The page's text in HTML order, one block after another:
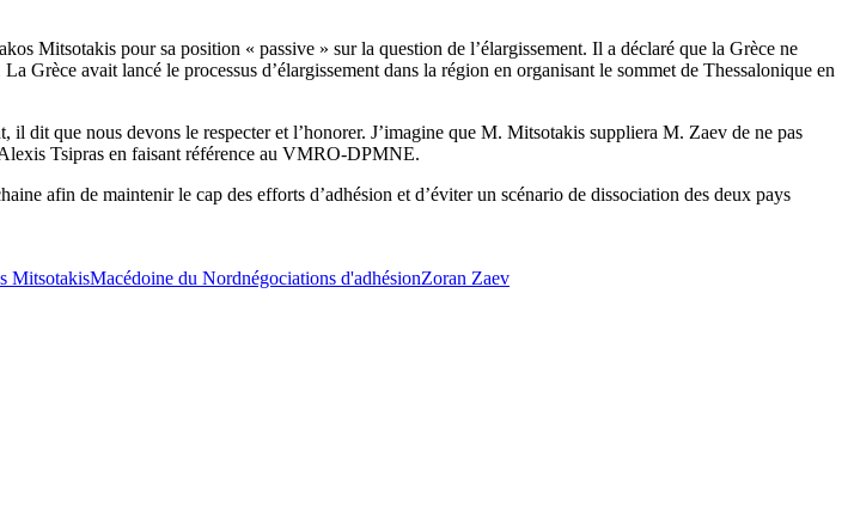
Mitsotakis pour sa position « passive » sur la question de l’élargissement. Il a déclaré que la Grèce ne
Grèce avait lancé le processus d’élargissement dans la région en organisant le sommet de Thessalonique en
que nous devons le respecter et l’honorer. J’imagine que M. Mitsotakis suppliera M. Zaev de ne pas
Tsipras en faisant référence au VMRO-DPMNE.
afin de maintenir le cap des efforts d’adhésion et d’éviter un scénario de dissociation des deux pays
MitsotakisMacédoine du Nordnégociations d'adhésionZoran Zaev